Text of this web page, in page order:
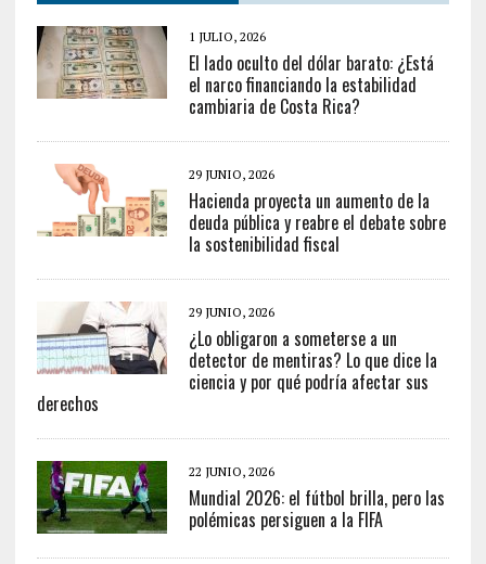
1 JULIO, 2026
El lado oculto del dólar barato: ¿Está
el narco financiando la estabilidad
cambiaria de Costa Rica?
29 JUNIO, 2026
Hacienda proyecta un aumento de la
deuda pública y reabre el debate sobre
la sostenibilidad fiscal
29 JUNIO, 2026
¿Lo obligaron a someterse a un
detector de mentiras? Lo que dice la
ciencia y por qué podría afectar sus
derechos
22 JUNIO, 2026
Mundial 2026: el fútbol brilla, pero las
polémicas persiguen a la FIFA